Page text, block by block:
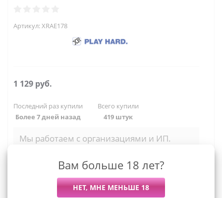
Артикул:XRAE178
1 129 руб.
Последний раз купили
Более 7 дней назад
Всего купили
419 штук
Мы работаем с организациями и ИП.
Вам больше 18 лет?